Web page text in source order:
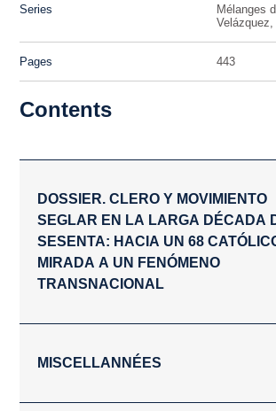
Series
Mélanges
Velázquez,
Pages 443
Contents
DOSSIER. CLERO Y MOVIMIENTO
SEGLAR EN LA LARGA DÉCADA
SESENTA: HACIA UN 68
MIRADA A UN FENÓMENO
TRANSNACIONAL
MISCELLANNÉES